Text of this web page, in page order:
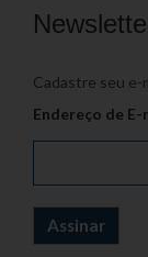
Cadastre seu e-
Endereço de E-